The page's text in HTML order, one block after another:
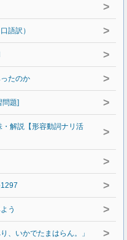
>
語訳） >
>
たのか >
問題] >
解説【形容動詞ナリ活
>
>
>
う >
、いかでたまはらん。」 >